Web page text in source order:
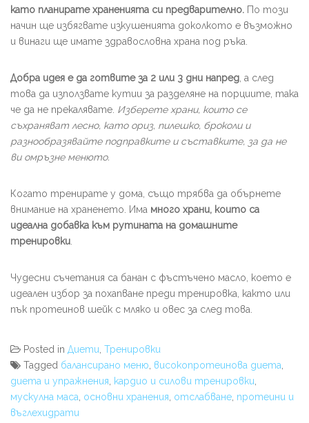
като планирате храненията си предварително. По този
начин ще избягвате изкушенията доколкото е възможно
и винаги ще имате здравословна храна под ръка.
Добра идея е да готвите за 2 или 3 дни напред , а след
това да използвате кутии за разделяне на порциите, така
че да не прекалявате. Изберете храни, които се
съхраняват лесно, като ориз, пилешко, броколи и
разнообразявайте подправките и съставките, за да не
ви омръзне менюто.
Когато тренирате у дома, също трябва да обърнете
внимание на храненето. Има много храни, които са
идеална добавка към рутината на домашните
тренировки
Чудесни съчетания са банан с фъстъчено масло, което е
идеален избор за похапване преди тренировка, както или
пък протеинов шейк с мляко и овес за след това.
Posted in Диети Тренировки
Tagged балансирано меню високопротеинова диета
диета и упражнения
кардио и силови тренировки
мускулна маса основни хранения отслабване протеини и
въглехидрати